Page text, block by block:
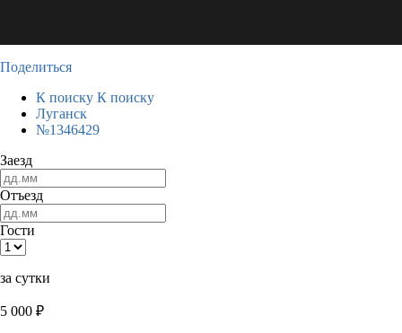
Поделиться
К поиску К поиску
Луганск
№1346429
Заезд
Отъезд
Гости
за сутки
5 000 ₽